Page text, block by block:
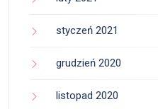
styczeń 2021
grudzień 2020
listopad 2020